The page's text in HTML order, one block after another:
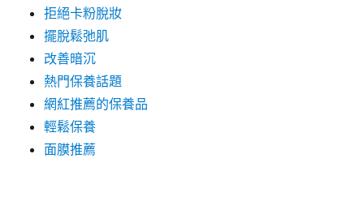
拒絕卡粉脫妝
擺脫鬆弛肌
改善暗沉
熱門保養話題
網紅推薦的保養品
輕鬆保養
面膜推薦